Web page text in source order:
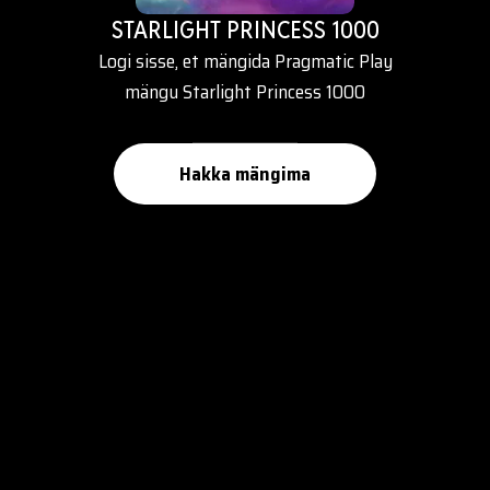
STARLIGHT PRINCESS 1000
Logi sisse, et mängida Pragmatic Play
mängu Starlight Princess 1000
Hakka mängima